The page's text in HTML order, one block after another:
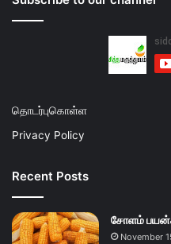
தொடர்புகொள்ள
Privacy Policy
Recent Posts
சோளம்
November